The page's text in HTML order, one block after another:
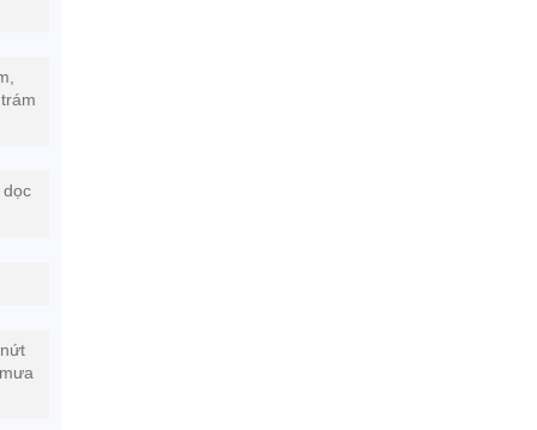
dọc